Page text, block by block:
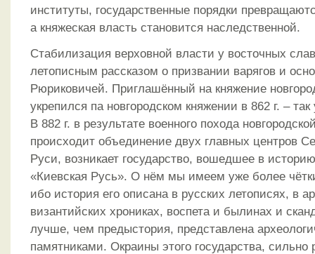
институты, государственные порядки
а княжеская власть становится наследственной.
Стабилизация верховной власти у восточных
летописным рассказом о призвании варягов и
Рюриковичей. Приглашённый на княжение
укрепился па новгородском княжении в 862 г. –
В 882 г. в результате военного похода
происходит объединение двух главных центров
Руси, возникает государство, вошедшее в
«Киевская Русь». О нём мы имеем уже более
ибо история его описана в русских летописях, в
византийских хрониках, воспета и былинах и
лучше, чем предыстория, представлена
памятниками. Окраины этого государства, сильно